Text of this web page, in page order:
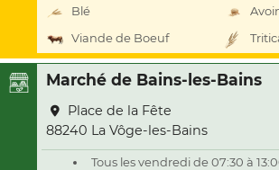
Blé
Viande de Boeuf
Marché de Bains-les-Bains
Place de la Fête
88240 La Vôge-les-Bains
Tous les vendredi de 07:30 à